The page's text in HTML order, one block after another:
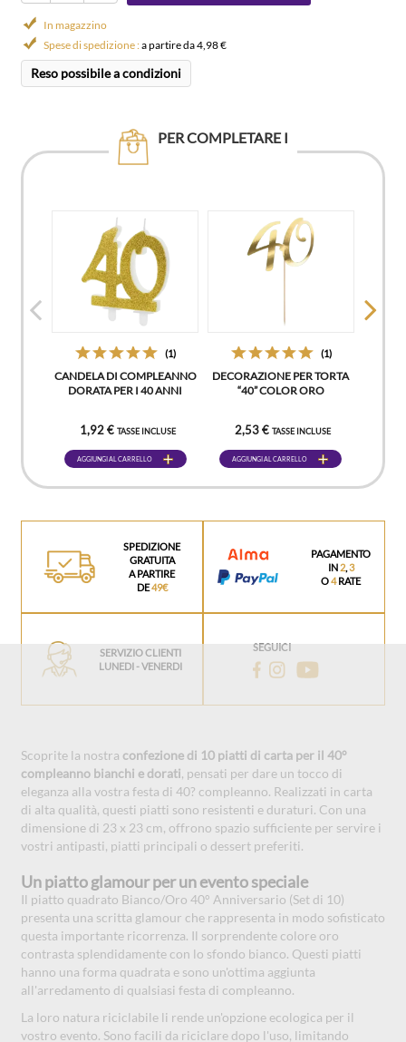
In magazzino
Spese di spedizione :a partire da 4,98 €
Reso possibile a condizioni
PER COMPLETARE I
(1)
CANDELA DI COMPLEANNO
DORATA PER I 40 ANNI
1,92 € TASSE INCLUSE
AGGIUNGI AL CARRELLO
(1)
DECORAZIONE PER TORTA
“40” COLOR ORO
2,53 €TASSE INCLUSE
AGGIUNGI AL CARRELLO
SPEDIZIONE
GRATUITA
A PARTIRE
DE49€
PAGAMENTO
IN2, 3
O4RATE
SERVIZIO CLIENTI
LUNEDI - VENERDI
SEGUICI
Scoprite la nostra confezione di 10 piatti di carta per il 40°
compleanno bianchi e dorati, pensati per dare un tocco di
eleganza alla vostra festa di 40? compleanno. Realizzati in carta
di alta qualità, questi piatti sono resistenti e duraturi. Con una
dimensione di 23 x 23 cm, offrono spazio sufficiente per servire i
vostri antipasti, piatti principali o dessert preferiti.
Un piatto glamour per un evento speciale
Il piatto quadrato Bianco/Oro 40° Anniversario (Set di 10)
presenta una scritta glamour che rappresenta in modo sofisticato
questa importante ricorrenza. Il sorprendente colore oro
contrasta splendidamente con lo sfondo bianco. Questi piatti
hanno una forma quadrata e sono un'ottima aggiunta
all'arredamento di qualsiasi festa di compleanno.
La loro natura riciclabile li rende un'opzione ecologica per il
vostro evento. Sono facili da riciclare dopo l'uso, limitando